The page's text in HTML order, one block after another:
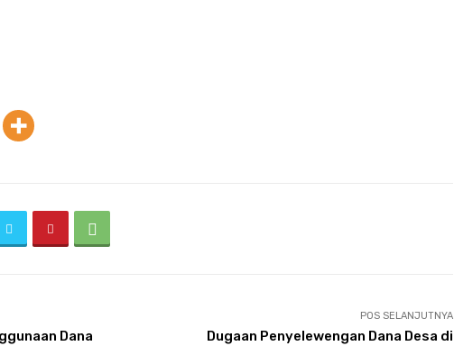
Dana
POS SELANJUTNYA
Dugaan Penyelewengan Dana Desa di